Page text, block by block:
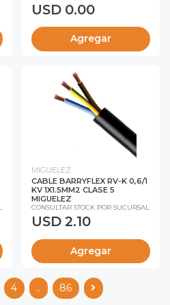
USD 0.00
Agregar
MIGUELEZ
CABLE BARRYFLEX RV-K 0,6/1
KV 1X1.5MM2 CLASE 5
MIGUELEZ
CONSULTAR STOCK POR SUCURSAL
USD 2.10
Agregar
4 .. 86